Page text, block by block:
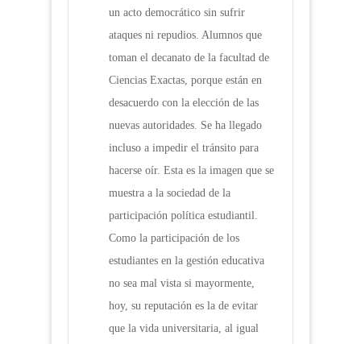
un acto democrático sin sufrir
ataques ni repudios. Alumnos que
toman el decanato de la facultad de
Ciencias Exactas, porque están en
desacuerdo con la elección de las
nuevas autoridades. Se ha llegado
incluso a impedir el tránsito para
hacerse oír. Esta es la imagen que se
muestra a la sociedad de la
participación política estudiantil.
Como la participación de los
estudiantes en la gestión educativa
no sea mal vista si mayormente,
hoy, su reputación es la de evitar
que la vida universitaria, al igual